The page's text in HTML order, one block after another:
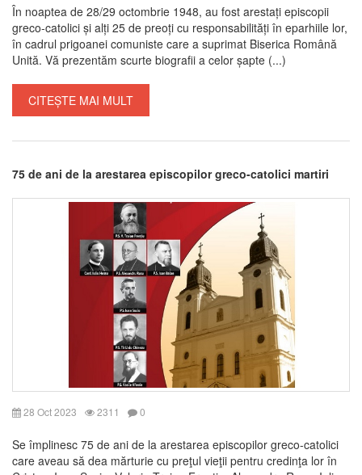
În noaptea de 28/29 octombrie 1948, au fost arestați episcopii
greco-catolici și alți 25 de preoți cu responsabilități în eparhiile lor,
în cadrul prigoanei comuniste care a suprimat Biserica Română
Unită. Vă prezentăm scurte biografii a celor șapte (...)
CITEȘTE MAI MULT
75 de ani de la arestarea episcopilor greco-catolici martiri
28 Oct 2023 2311 0
Se împlinesc 75 de ani de la arestarea episcopilor greco-catolici
care aveau să dea mărturie cu preţul vieţii pentru credinţa lor în